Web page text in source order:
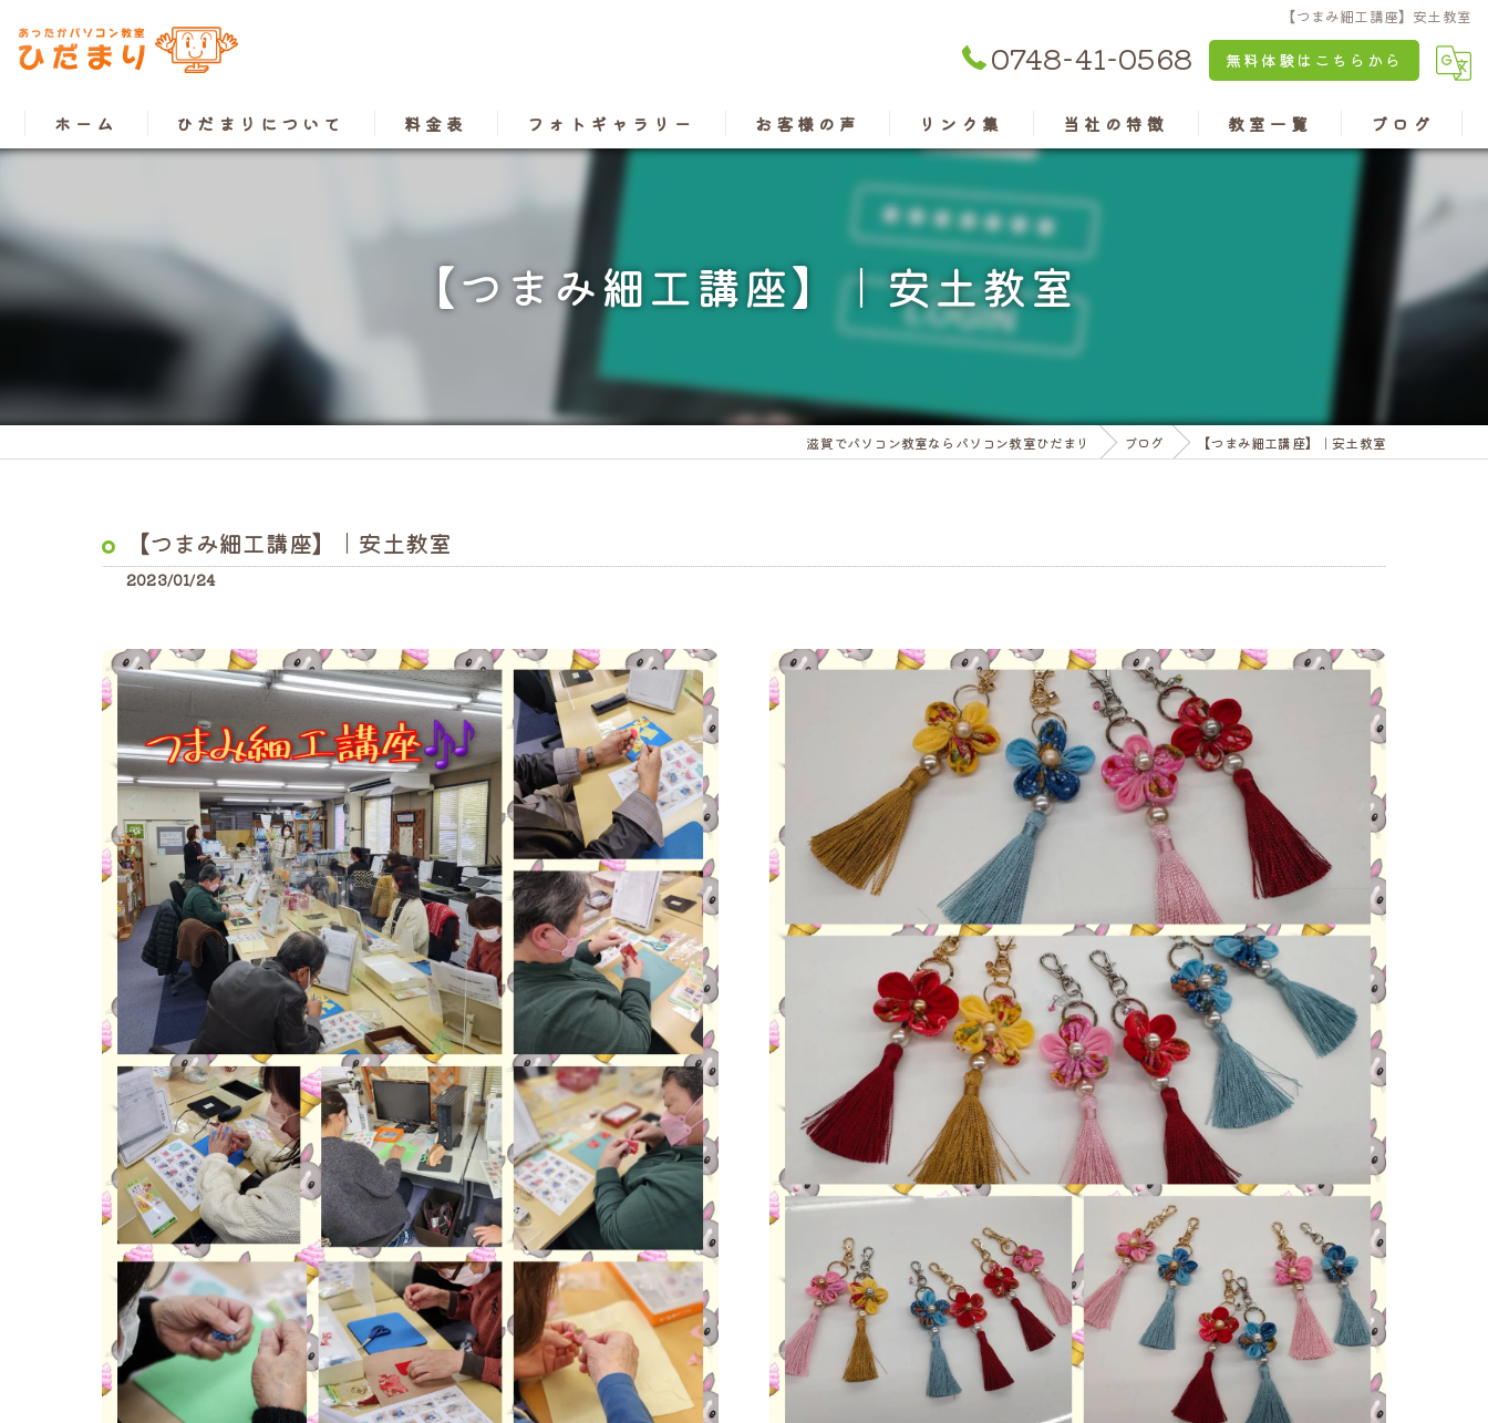
【つまみ細工講座】安土教室
0748-41-0568 無料体験はこちらから
ホーム ひだまりについて 料金表 フォトギャラリー お客様の声 リンク集 当社の特徴
京都のパソコン教室
兵庫のパソコン教室
認知症予防
老後の楽しみ
教室一覧
亀岡教室
ブログ
【つまみ細工講座】｜安土教室
滋賀でパソコン教室ならパソコン教室ひだまり ブログ 【つまみ細工講座】｜安土教室
【つまみ細工講座】｜安土教室
2023/01/24